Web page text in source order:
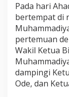
Pada hari
bertempat di
pertemuan
Wakil Ketua
dampingi
Ode, dan